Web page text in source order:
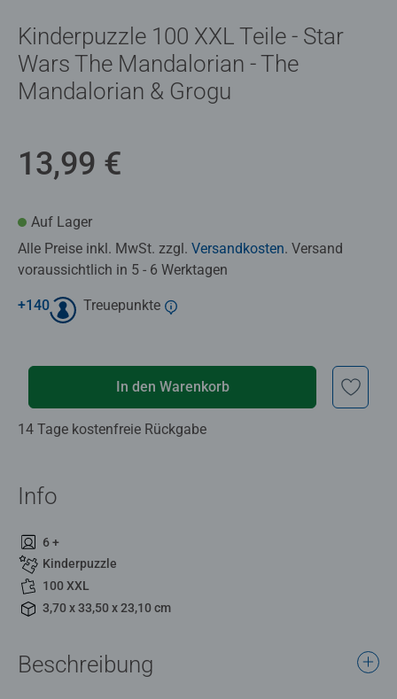
Kinderpuzzle 100 XXL Teile - Star
Wars The Mandalorian - The
Mandalorian & Grogu
13,99 €
Auf Lager
Alle Preise inkl. MwSt. zzgl. Versandkosten. Versand
voraussichtlich in 5 - 6 Werktagen
+140 Treuepunkte
In den Warenkorb
14 Tage kostenfreie Rückgabe
Info
6 +
Kinderpuzzle
100 XXL
3,70 x 33,50 x 23,10 cm
Beschreibung